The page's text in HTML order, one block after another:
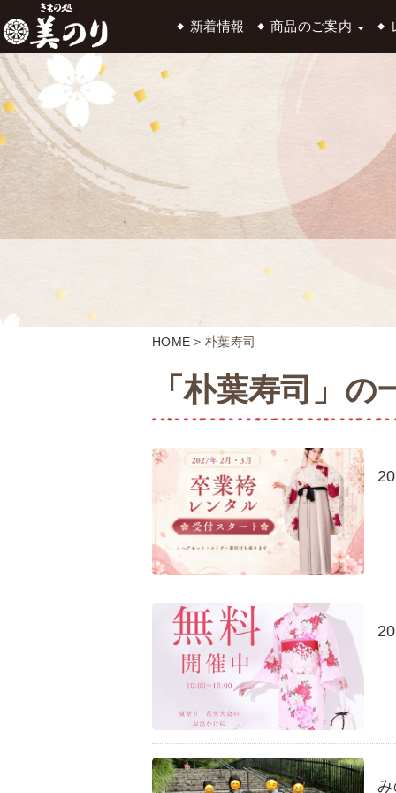
新着情報 商品のご案内
HOME > 朴葉寿司
「朴葉寿司」の